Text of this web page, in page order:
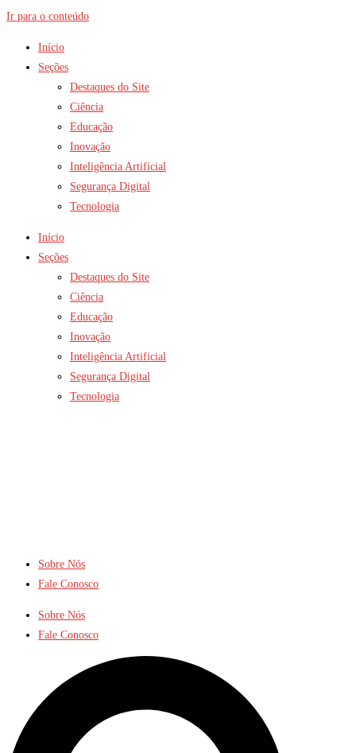
Ir para o conteúdo
Início
Seções
Destaques do Site
Ciência
Educação
Inovação
Inteligência Artificial
Segurança Digital
Tecnologia
Início
Seções
Destaques do Site
Ciência
Educação
Inovação
Inteligência Artificial
Segurança Digital
Tecnologia
Sobre Nós
Fale Conosco
Sobre Nós
Fale Conosco